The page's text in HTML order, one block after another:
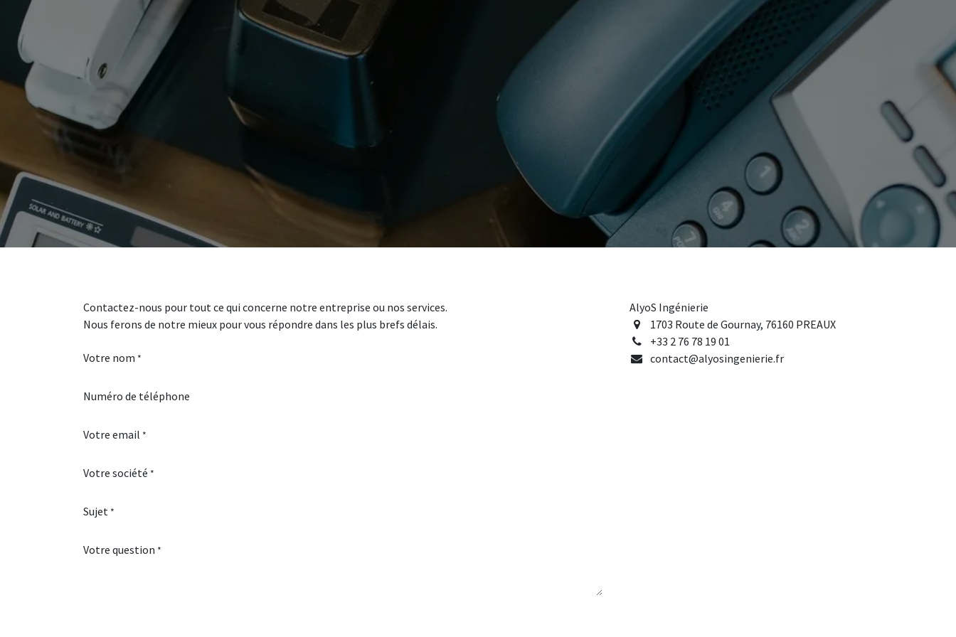
Contactez-nous pour tout ce qui concerne notre entreprise ou nos services.
Nous ferons de notre mieux pour vous répondre dans les plus brefs délais.
Votre nom *
Numéro de téléphone
Votre email *
Votre société *
Sujet *
Votre question *
AlyoS Ingénierie
1703 Route de Gournay, 76160 PREAUX
+33 2 76 78 19 01
contact@alyosingenierie.fr